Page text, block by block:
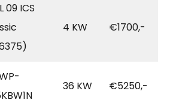
09 ICS
4 KW €1700,-
36 KW €5250,-